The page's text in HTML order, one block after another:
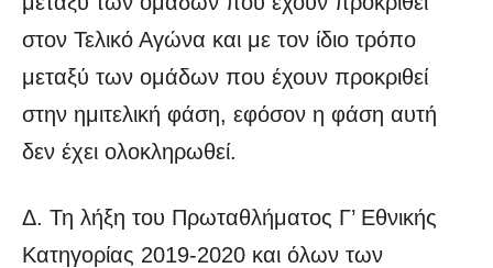
στον Τελικό Αγώνα και με τον ίδιο τρόπο
μεταξύ των ομάδων που έχουν προκριθεί
στην ημιτελική φάση, εφόσον η φάση αυτή
δεν έχει ολοκληρωθεί.
Δ. Τη λήξη του Πρωταθλήματος Γ’ Εθνικής
Κατηγορίας 2019-2020 και όλων των